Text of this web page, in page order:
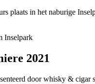
plaats in het naburige
2021
door whisky & cigar